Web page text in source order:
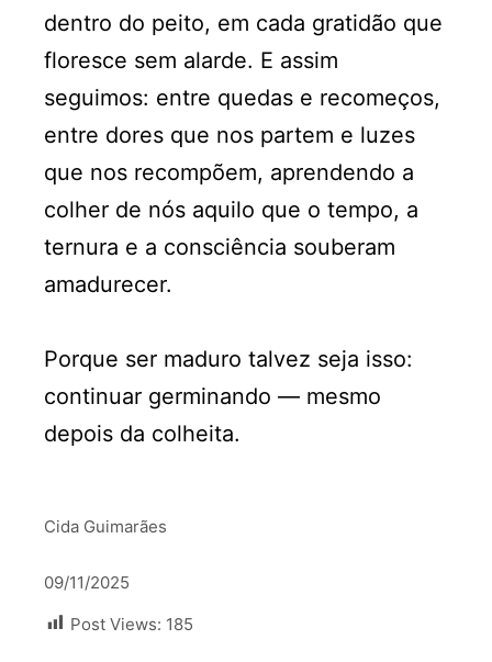
dentro do peito, em cada gratidão que
floresce sem alarde. E assim
seguimos: entre quedas e recomeços,
entre dores que nos partem e luzes
que nos recompõem, aprendendo a
colher de nós aquilo que o tempo, a
ternura e a consciência souberam
amadurecer.
Porque ser maduro talvez seja isso:
continuar germinando — mesmo
depois da colheita.
Cida Guimarães
09/11/2025
Post Views: 185